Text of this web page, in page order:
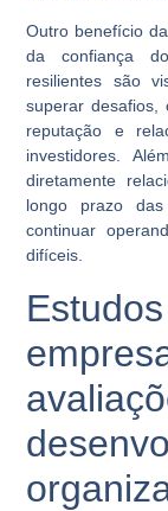
Outro benefício
da confiança
resilientes são
superar
reputação e
investidores.
diretamente
longo prazo
continuar
difíceis.